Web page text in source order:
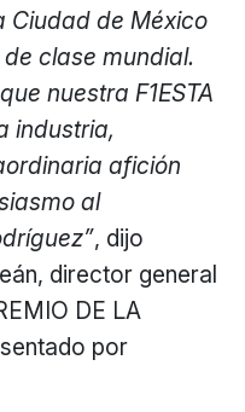
Ciudad de México
clase mundial.
nuestra F1ESTA
industria,
afición
al
, dijo
director general
DE LA
por